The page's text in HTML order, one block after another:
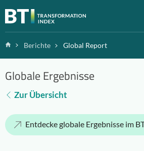
Zum Inhalt springen
HomeBerichte Global Report
Globale Ergebnisse
Zur Übersicht
Entdecke globale Ergebnisse im